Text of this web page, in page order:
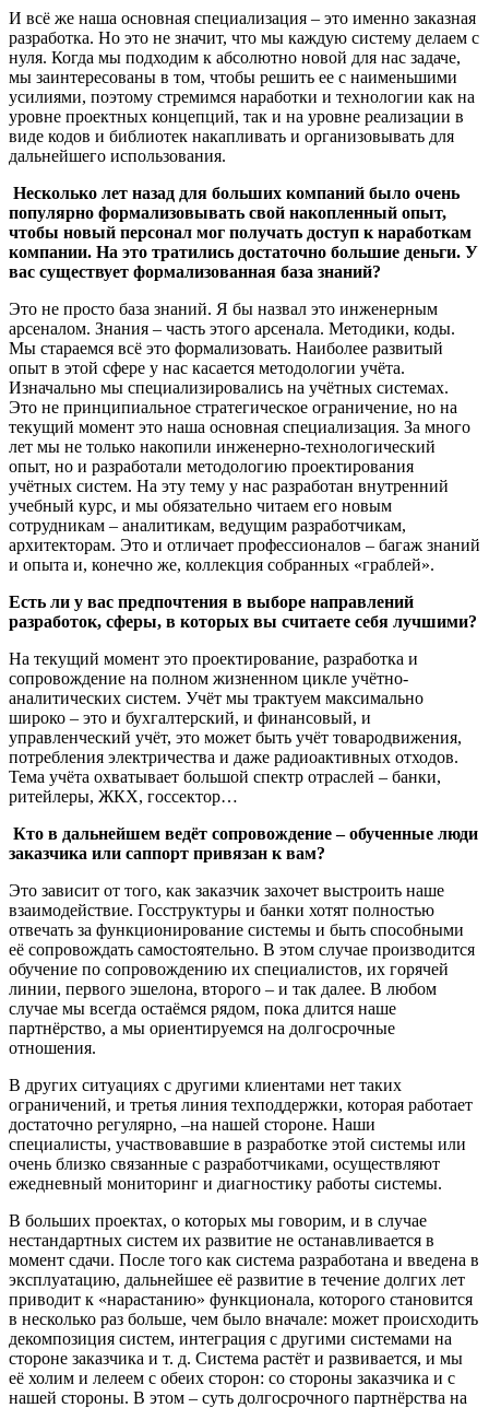
И всё же наша основная специализация – это именно заказная
разработка. Но это не значит, что мы каждую систему делаем с
нуля. Когда мы подходим к абсолютно новой для нас задаче,
мы заинтересованы в том, чтобы решить ее с наименьшими
усилиями, поэтому стремимся наработки и технологии как на
уровне проектных концепций, так и на уровне реализации в
виде кодов и библиотек накапливать и организовывать для
дальнейшего использования.
Несколько лет назад для больших компаний было очень
популярно формализовывать свой накопленный опыт,
чтобы новый персонал мог получать доступ к наработкам
компании. На это тратились достаточно большие деньги. У
вас существует формализованная база знаний?
Это не просто база знаний. Я бы назвал это инженерным
арсеналом. Знания – часть этого арсенала. Методики, коды.
Мы стараемся всё это формализовать. Наиболее развитый
опыт в этой сфере у нас касается методологии учёта.
Изначально мы специализировались на учётных системах.
Это не принципиальное стратегическое ограничение, но на
текущий момент это наша основная специализация. За много
лет мы не только накопили инженерно-технологический
опыт, но и разработали методологию проектирования
учётных систем. На эту тему у нас разработан внутренний
учебный курс, и мы обязательно читаем его новым
сотрудникам – аналитикам, ведущим разработчикам,
архитекторам. Это и отличает профессионалов – багаж знаний
и опыта и, конечно же, коллекция собранных «граблей».
Есть ли у вас предпочтения в выборе направлений
разработок, сферы, в которых вы считаете себя лучшими?
На текущий момент это проектирование, разработка и
сопровождение на полном жизненном цикле учётно-
аналитических систем. Учёт мы трактуем максимально
широко – это и бухгалтерский, и финансовый, и
управленческий учёт, это может быть учёт товародвижения,
потребления электричества и даже радиоактивных отходов.
Тема учёта охватывает большой спектр отраслей – банки,
ритейлеры, ЖКХ, госсектор…
Кто в дальнейшем ведёт сопровождение – обученные люди
заказчика или саппорт привязан к вам?
Это зависит от того, как заказчик захочет выстроить наше
взаимодействие. Госструктуры и банки хотят полностью
отвечать за функционирование системы и быть способными
её сопровождать самостоятельно. В этом случае производится
обучение по сопровождению их специалистов, их горячей
линии, первого эшелона, второго – и так далее. В любом
случае мы всегда остаёмся рядом, пока длится наше
партнёрство, а мы ориентируемся на долгосрочные
отношения.
В других ситуациях с другими клиентами нет таких
ограничений, и третья линия техподдержки, которая работает
достаточно регулярно, –на нашей стороне. Наши
специалисты, участвовавшие в разработке этой системы или
очень близко связанные с разработчиками, осуществляют
ежедневный мониторинг и диагностику работы системы.
В больших проектах, о которых мы говорим, и в случае
нестандартных систем их развитие не останавливается в
момент сдачи. После того как система разработана и введена в
эксплуатацию, дальнейшее её развитие в течение долгих лет
приводит к «нарастанию» функционала, которого становится
в несколько раз больше, чем было вначале: может происходить
декомпозиция систем, интеграция с другими системами на
стороне заказчика и т. д. Система растёт и развивается, и мы
её холим и лелеем с обеих сторон: со стороны заказчика и с
нашей стороны. В этом – суть долгосрочного партнёрства на